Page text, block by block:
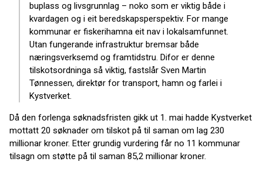
buplass og livsgrunnlag – noko som er viktig både i
kvardagen og i eit beredskapsperspektiv. For mange
kommunar er fiskerihamna eit nav i lokalsamfunnet.
Utan fungerande infrastruktur bremsar både
næringsverksemd og framtidstru. Difor er denne
tilskotsordninga så viktig, fastslår Sven Martin
Tønnessen, direktør for transport, hamn og farlei i
Kystverket.
Då den forlenga søknadsfristen gikk ut 1. mai hadde Kystverket
mottatt 20 søknader om tilskot på til saman om lag 230
millionar kroner. Etter grundig vurdering får no 11 kommunar
tilsagn om støtte på til saman 85,2 millionar kroner.